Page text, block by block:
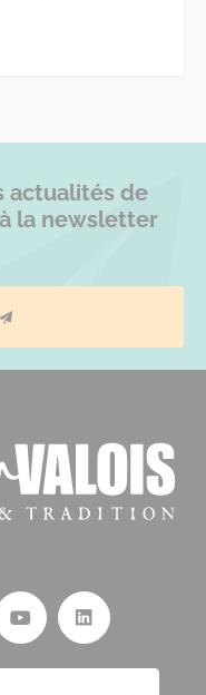
actualités de
la newsletter